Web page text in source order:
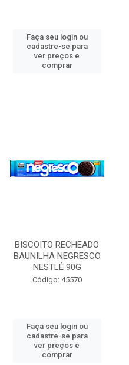
Faça seu login ou
cadastre-se para
ver preços e
comprar
BISCOITO RECHEADO
BAUNILHA NEGRESCO
NESTLÉ 90G
Código: 45570
Faça seu login ou
cadastre-se para
ver preços e
comprar